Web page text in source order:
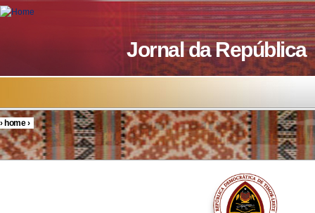
Skip to main content
Jornal da República
You are here
›home›